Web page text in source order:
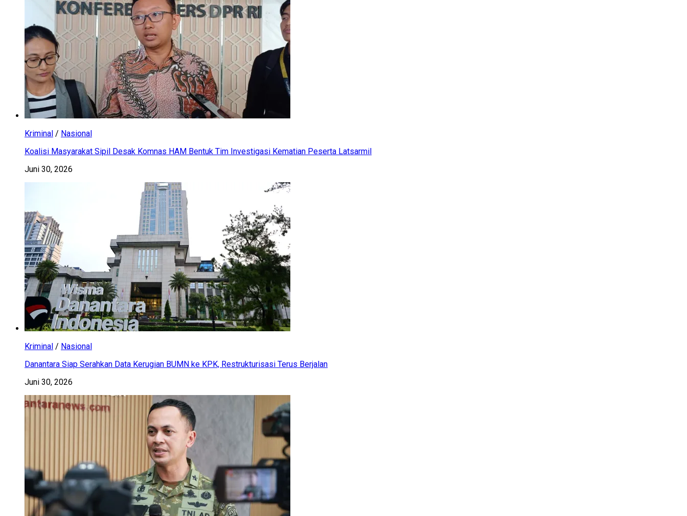
Kriminal / Nasional
Koalisi Masyarakat Sipil Desak Komnas HAM Bentuk Tim Investigasi Kematian Peserta Latsarmil
Juni 30, 2026
Kriminal / Nasional
Danantara Siap Serahkan Data Kerugian BUMN ke KPK, Restrukturisasi Terus Berjalan
Juni 30, 2026